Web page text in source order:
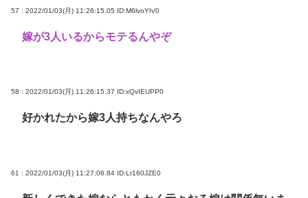
57 : 2022/01/03(月) 11:26:15.05 ID:M6lvoYh/0
嫁が3人いるからモテるんやぞ
58 : 2022/01/03(月) 11:26:15.37 ID:xQvIEUPP0
好かれたから嫁3人持ちなんやろ
61 : 2022/01/03(月) 11:27:06.84 ID:Lr160JZE0